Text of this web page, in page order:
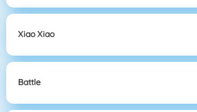
Xiao Xiao
Battle